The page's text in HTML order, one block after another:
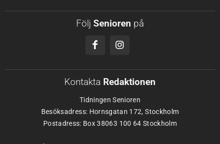
Följ Senioren på
Kontakta Redaktionen
Tidningen Senioren
Besöksadress: Hornsgatan 172, Stockholm
Postadress: Box 38063 100 64 Stockholm